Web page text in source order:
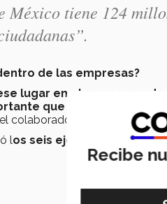
México tiene 124
de las empresas?
lugar en el que se
que es contar con
colaborador no está ávido de
los seis ejes
Recibe